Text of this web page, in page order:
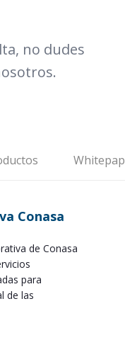
no dudes
Conasa
de Conasa
para
de las